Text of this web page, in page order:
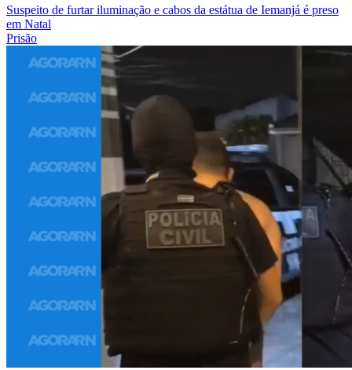
Suspeito de furtar iluminação e cabos da estátua de Iemanjá é preso
em Natal
Prisão